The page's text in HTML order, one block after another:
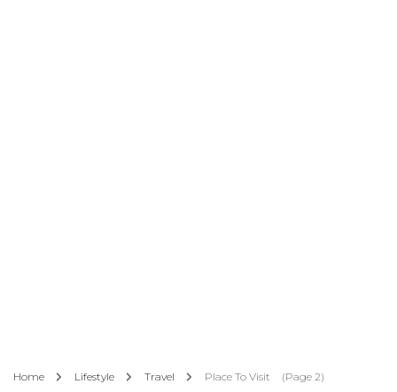
Home Lifestyle Travel Place To Visit (Page 2)